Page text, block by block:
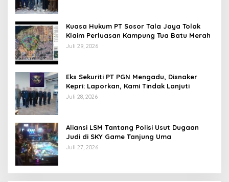
Kuasa Hukum PT Sosor Tala Jaya Tolak
Klaim Perluasan Kampung Tua Batu Merah
Juli 29, 2026
Eks Sekuriti PT PGN Mengadu, Disnaker
Kepri: Laporkan, Kami Tindak Lanjuti
Juli 28, 2026
Aliansi LSM Tantang Polisi Usut Dugaan
Judi di SKY Game Tanjung Uma
Juli 27, 2026